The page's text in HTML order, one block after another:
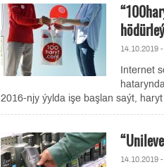
14.10.2019
Internet
2016-njy ýylda işe başlan saýt,
14.10.2019